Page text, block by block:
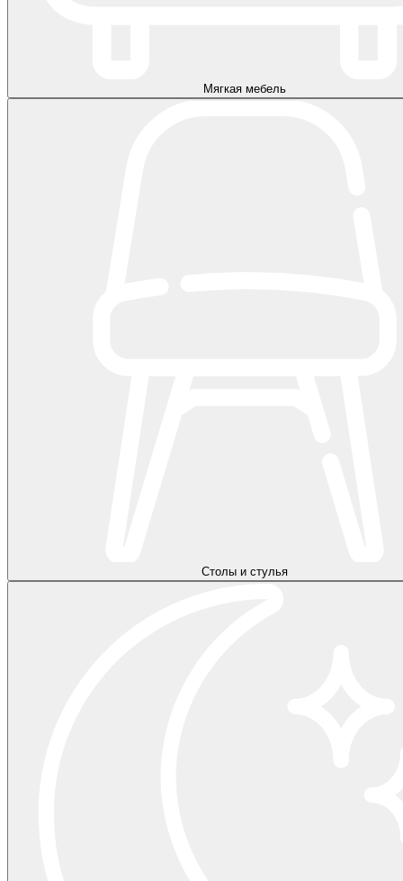
Мягкая мебель
Столы и стулья